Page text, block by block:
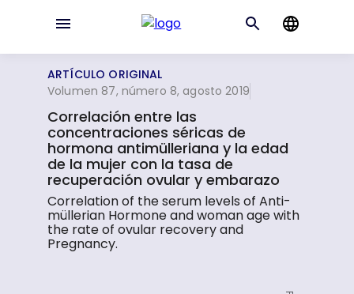
ARTÍCULO ORIGINAL
Volumen 87, número 8, agosto 2019
Correlación entre las
concentraciones séricas de
hormona antimülleriana y la edad
de la mujer con la tasa de
recuperación ovular y embarazo
Correlation of the serum levels of Anti-
müllerian Hormone and woman age with
the rate of ovular recovery and
Pregnancy.